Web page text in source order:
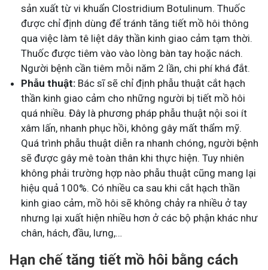
sản xuất từ vi khuẩn Clostridium Botulinum. Thuốc
được chỉ định dùng để tránh tăng tiết mồ hôi thông
qua việc làm tê liệt dây thần kinh giao cảm tạm thời.
Thuốc được tiêm vào vào lòng bàn tay hoặc nách.
Người bệnh cần tiêm mỗi năm 2 lần, chi phí khá đắt.
Phẫu thuật: Bác sĩ sẽ chỉ định phẫu thuật cắt hạch
thần kinh giao cảm cho những người bị tiết mồ hôi
quá nhiều. Đây là phương pháp phẫu thuật nội soi ít
xâm lấn, nhanh phục hồi, không gây mất thẩm mỹ.
Quá trình phẫu thuật diễn ra nhanh chóng, người bệnh
sẽ được gây mê toàn thân khi thực hiện. Tuy nhiên
không phải trường hợp nào phẫu thuật cũng mang lại
hiệu quả 100%. Có nhiều ca sau khi cắt hạch thần
kinh giao cảm, mồ hôi sẽ không chảy ra nhiều ở tay
nhưng lại xuất hiện nhiều hơn ở các bộ phận khác như
chân, hách, đầu, lưng,…
Hạn chế tăng tiết mồ hôi bằng cách